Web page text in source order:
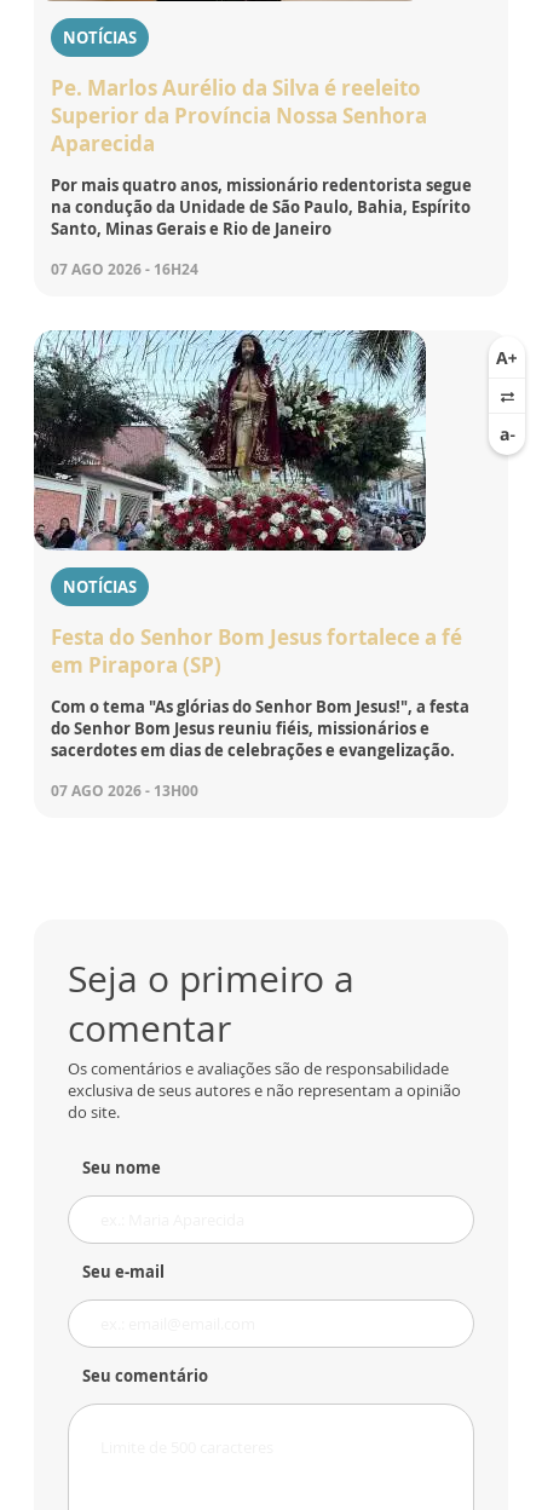
NOTÍCIAS
Pe. Marlos Aurélio da Silva é reeleito
Superior da Província Nossa Senhora
Aparecida
Por mais quatro anos, missionário redentorista segue
na condução da Unidade de São Paulo, Bahia, Espírito
Santo, Minas Gerais e Rio de Janeiro
07 AGO 2026 - 16H24
NOTÍCIAS
Festa do Senhor Bom Jesus fortalece a fé
em Pirapora (SP)
Com o tema "As glórias do Senhor Bom Jesus!", a festa
do Senhor Bom Jesus reuniu fiéis, missionários e
sacerdotes em dias de celebrações e evangelização.
07 AGO 2026 - 13H00
Seja o primeiro a
comentar
Os comentários e avaliações são de responsabilidade
exclusiva de seus autores e não representam a opinião
do site.
Seu nome
Seu e-mail
Seu comentário